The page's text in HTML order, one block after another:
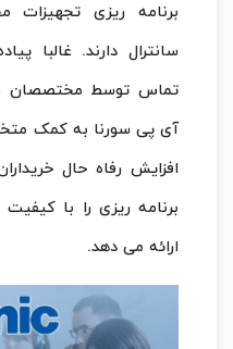
برنامه ریزی تجهیزات
سانترال دارند. غالبا
تماس توسط مختصصان
آی پی سورنا به کمک
افزایش رفاه حال
برنامه ریزی را با
ارائه می دهد.